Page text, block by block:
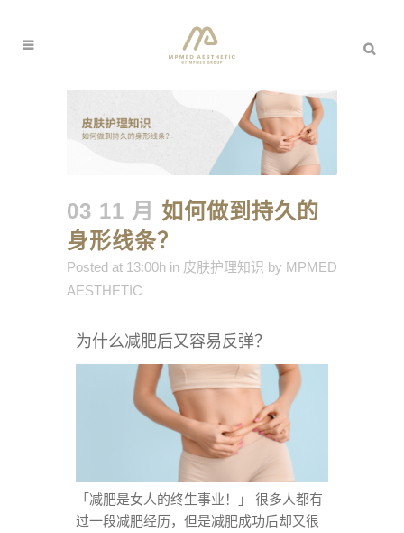
03 11 月 如何做到持久的
身形线条？
Posted at 13:00h in 皮肤护理知识 by MPMED
AESTHETIC
为什么减肥后又容易反弹？
「减肥是女人的终生事业！」 很多人都有
过一段减肥经历，但是减肥成功后却又很